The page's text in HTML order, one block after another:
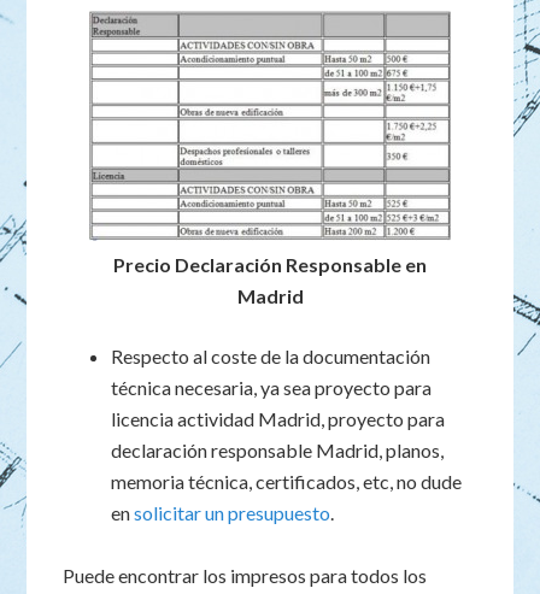
Precio Declaración Responsable en
Madrid
Respecto al coste de la documentación
técnica necesaria, ya sea proyecto para
licencia actividad Madrid, proyecto para
declaración responsable Madrid, planos,
memoria técnica, certificados, etc, no dude
ensolicitar un presupuesto.
Puede encontrar los impresos para todos los